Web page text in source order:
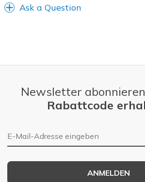
Ask a Question
Newsletter
Rabattcode
E-Mail-Adresse
ANMELDEN